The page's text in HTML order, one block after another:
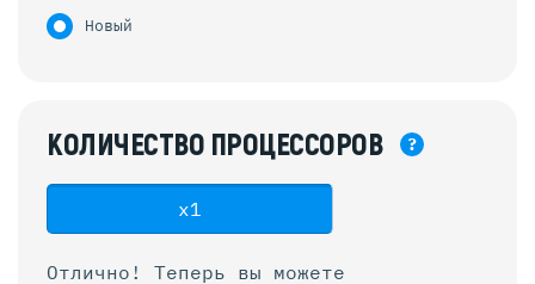
Новый
КОЛИЧЕСТВО ПРОЦЕССОРОВ ?
x1
Отлично! Теперь вы можете